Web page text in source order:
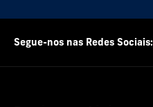
Segue-nos nas Redes Sociais: